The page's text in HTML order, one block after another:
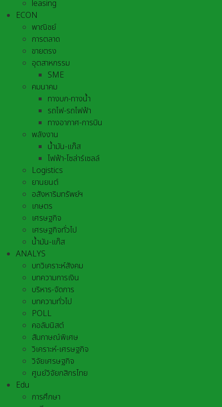
leasing
ECON
พาณิชย์
การตลาด
ขายตรง
อุตสาหกรรม
SME
คมนาคม
ทางบก-ทางน้ำ
รถไฟ-รถไฟฟ้า
ทางอากาศ-การบิน
พลังงาน
น้ำมัน-แก๊ส
ไฟฟ้า-โซล่าร์เซลล์
Logistics
ยานยนต์
อสังหาริมทรัพย์ฯ
เกษตร
เศรษฐกิจ
เศรษฐกิจทั่วไป
น้ำมัน-แก๊ส
ANALYS
บทวิเคราะห์สังคม
บทความการเงิน
บริหาร-จัดการ
บทความทั่วไป
POLL
คอลัมนิสต์
สัมภาษณ์พิเศษ
วิเคราะห์-เศรษฐกิจ
วิจัยเศรษฐกิจ
ศูนย์วิจัยกสิกรไทย
Edu
การศึกษา